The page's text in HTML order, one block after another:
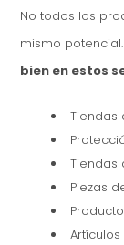
No todos los
mismo
bien en estos
Tiendas
Tiendas
Piezas